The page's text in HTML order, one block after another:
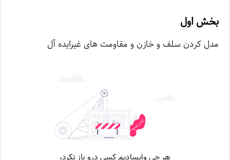
بخش اول
مدل کردن سلف و خازن و مقاومت های غیرایده آل